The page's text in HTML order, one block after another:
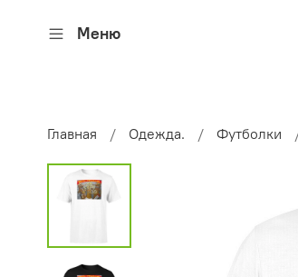
Меню
Главная Одежда. Футболки